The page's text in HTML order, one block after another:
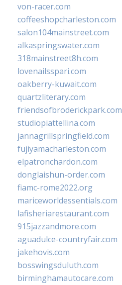
von-racer.com
coffeeshopcharleston.com
salon104mainstreet.com
alkaspringswater.com
318mainstreet8h.com
lovenailsspari.com
oakberry-kuwait.com
quartzliterary.com
friendsofbroderickpark.com
studiopiattellina.com
jannagrillspringfield.com
fujiyamacharleston.com
elpatronchardon.com
donglaishun-order.com
fiamc-rome2022.org
mariceworldessentials.com
lafisheriarestaurant.com
915jazzandmore.com
aguadulce-countryfair.com
jakehovis.com
bosswingsduluth.com
birminghamautocare.com